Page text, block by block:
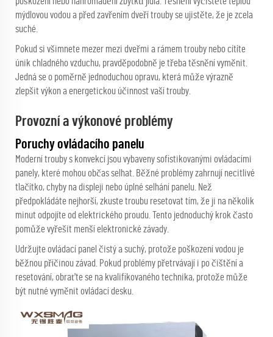
mýdlovou vodou a před zavřením dveří trouby se ujistěte, že je zcela
suché.
Pokud si všimnete mezer mezi dveřmi a rámem trouby nebo cítíte
únik chladného vzduchu, pravděpodobně je třeba těsnění vyměnit.
Jedná se o poměrně jednoduchou opravu, která může výrazně
zlepšit výkon a energetickou účinnost vaší trouby.
Provozní a výkonové problémy
Poruchy ovládacího panelu
Moderní trouby s konvekcí jsou vybaveny sofistikovanými ovládacími
panely, které mohou občas selhat. Běžné problémy zahrnují necitlivé
tlačítko, chyby na displeji nebo úplné selhání panelu. Než
předpokládáte nejhorší, zkuste troubu resetovat tím, že ji na několik
minut odpojíte od elektrického proudu. Tento jednoduchý krok často
pomůže vyřešit menší elektronické závady.
Udržujte ovládací panel čistý a suchý, protože poškození vodou je
běžnou příčinou závad. Pokud problémy přetrvávají i po čištění a
resetování, obraťte se na kvalifikovaného technika, protože může
být nutné vyměnit ovládací desku.